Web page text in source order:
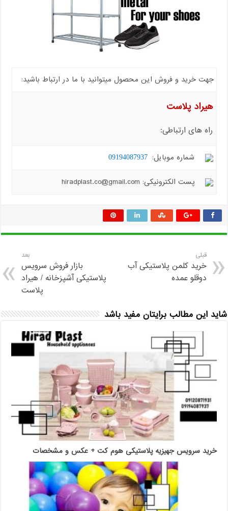
جهت خرید و فروش این محصول میتوانید با ما در ارتباط باشید:
هیراد پلاست
راه های ارتباطی:
شماره موبایل: 09194087937
پست الکترونیکی: hiradplast.co@gmail.com
قبلی
خرید کلمن پلاستیکی آب
دوقلو عمده
بعد
بازار فروش سرویس
پلاستیکی آشپزخانه / هیراد
پلاست
شاید این مطالب برایتان مفید باشد
خرید سرویس جهیزیه پلاستیکی هوم کت + عکس و مشخصات